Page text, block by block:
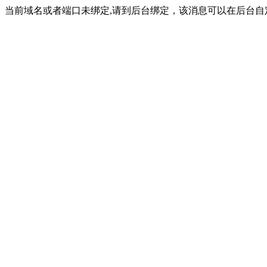
当前域名或者端口未绑定,请到后台绑定，该消息可以在后台自